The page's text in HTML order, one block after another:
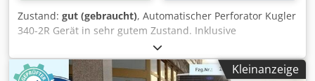
Zustand: gut (gebraucht), Automatischer Perforator Kugler
340-2R Gerät in sehr gutem Zustand. Inklusive
Perforationswerkzeug 3:1 Rundloch und
Zusatzwerkzeugen. Herstellerbeschreibung:
Perforationsgerät mit einer Arbeitsbreite von bis zu 340
Kleinanzeige